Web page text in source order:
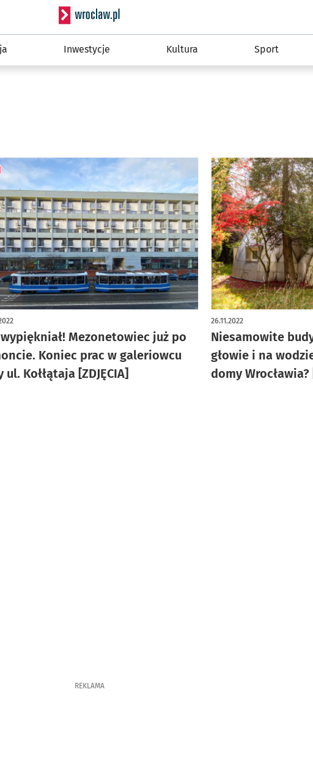
Serwis informacyjny wroclaw.pl
Inwestycje Kultura Sport
Mezonetowiec już po
Koniec prac w galeriowcu
ul. Kołłątaja [ZDJĘCIA]
z galerią zdjęć
Niesamowite
głowie i na
domy Wrocławia?
26.11.2022
REKLAMA